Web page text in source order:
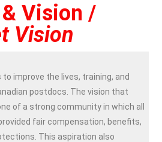
Vision /
Vision
improve the lives, training, and
postdocs. The vision that
of a strong community in which all
fair compensation, benefits,
This aspiration also